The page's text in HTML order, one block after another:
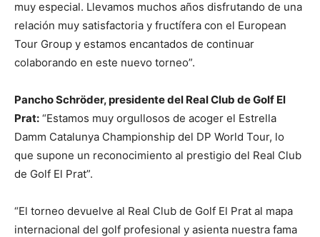
muy especial. Llevamos muchos años disfrutando de una
relación muy satisfactoria y fructífera con el European
Tour Group y estamos encantados de continuar
colaborando en este nuevo torneo”.
Pancho Schröder, presidente del Real Club de Golf El
Prat: “Estamos muy orgullosos de acoger el Estrella
Damm Catalunya Championship del DP World Tour, lo
que supone un reconocimiento al prestigio del Real Club
de Golf El Prat”.
“El torneo devuelve al Real Club de Golf El Prat al mapa
internacional del golf profesional y asienta nuestra fama